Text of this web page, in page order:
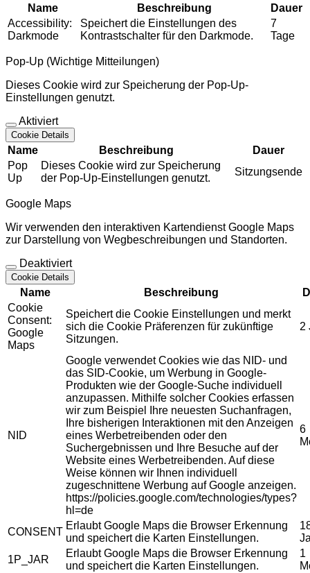
Name Beschreibung
Dauer
Accessibility:
Darkmode
Speichert die Einstellungen des
Kontrastschalter für den Darkmode.
7
Tage
Pop-Up (Wichtige Mitteilungen)
Dieses Cookie wird zur Speicherung der Pop-Up-
Einstellungen genutzt.
Aktiviert
Cookie Details
Name Beschreibung
Dauer
Pop
Up
Dieses Cookie wird zur Speicherung
der Pop-Up-Einstellungen genutzt.
Sitzungsende
Google Maps
Wir verwenden den interaktiven Kartendienst Google Maps
zur Darstellung von Wegbeschreibungen und Standorten.
Deaktiviert
Cookie Details
Name Beschreibung
Cookie
Consent:
Google
Maps
Speichert die Cookie Einstellungen und merkt
sich die Cookie Präferenzen für zukünftige
Sitzungen.
2
NID
Google verwendet Cookies wie das NID- und
das SID-Cookie, um Werbung in Google-
Produkten wie der Google-Suche individuell
anzupassen. Mithilfe solcher Cookies erfassen
wir zum Beispiel Ihre neuesten Suchanfragen,
Ihre bisherigen Interaktionen mit den Anzeigen
eines Werbetreibenden oder den
Suchergebnissen und Ihre Besuche auf der
Website eines Werbetreibenden. Auf diese
Weise können wir Ihnen individuell
zugeschnittene Werbung auf Google anzeigen.
https://policies.google.com/technologies/types?
hl=de
6
CONSENT
Erlaubt Google Maps die Browser Erkennung
und speichert die Karten Einstellungen.
1P_JAR
Erlaubt Google Maps die Browser Erkennung
und speichert die Karten Einstellungen.
1